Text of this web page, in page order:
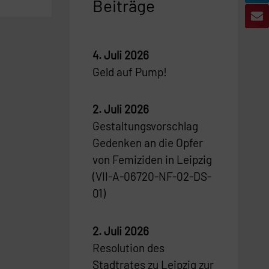
Beiträge
Geld auf Pump!
4. Juli 2026
Gestaltungsvorschlag
Gedenken an die Opfer
von Femiziden in Leipzig
(VII-A-06720-NF-02-DS-
01)
2. Juli 2026
Resolution des
Stadtrates zu Leipzig zur
2. Juli 2026